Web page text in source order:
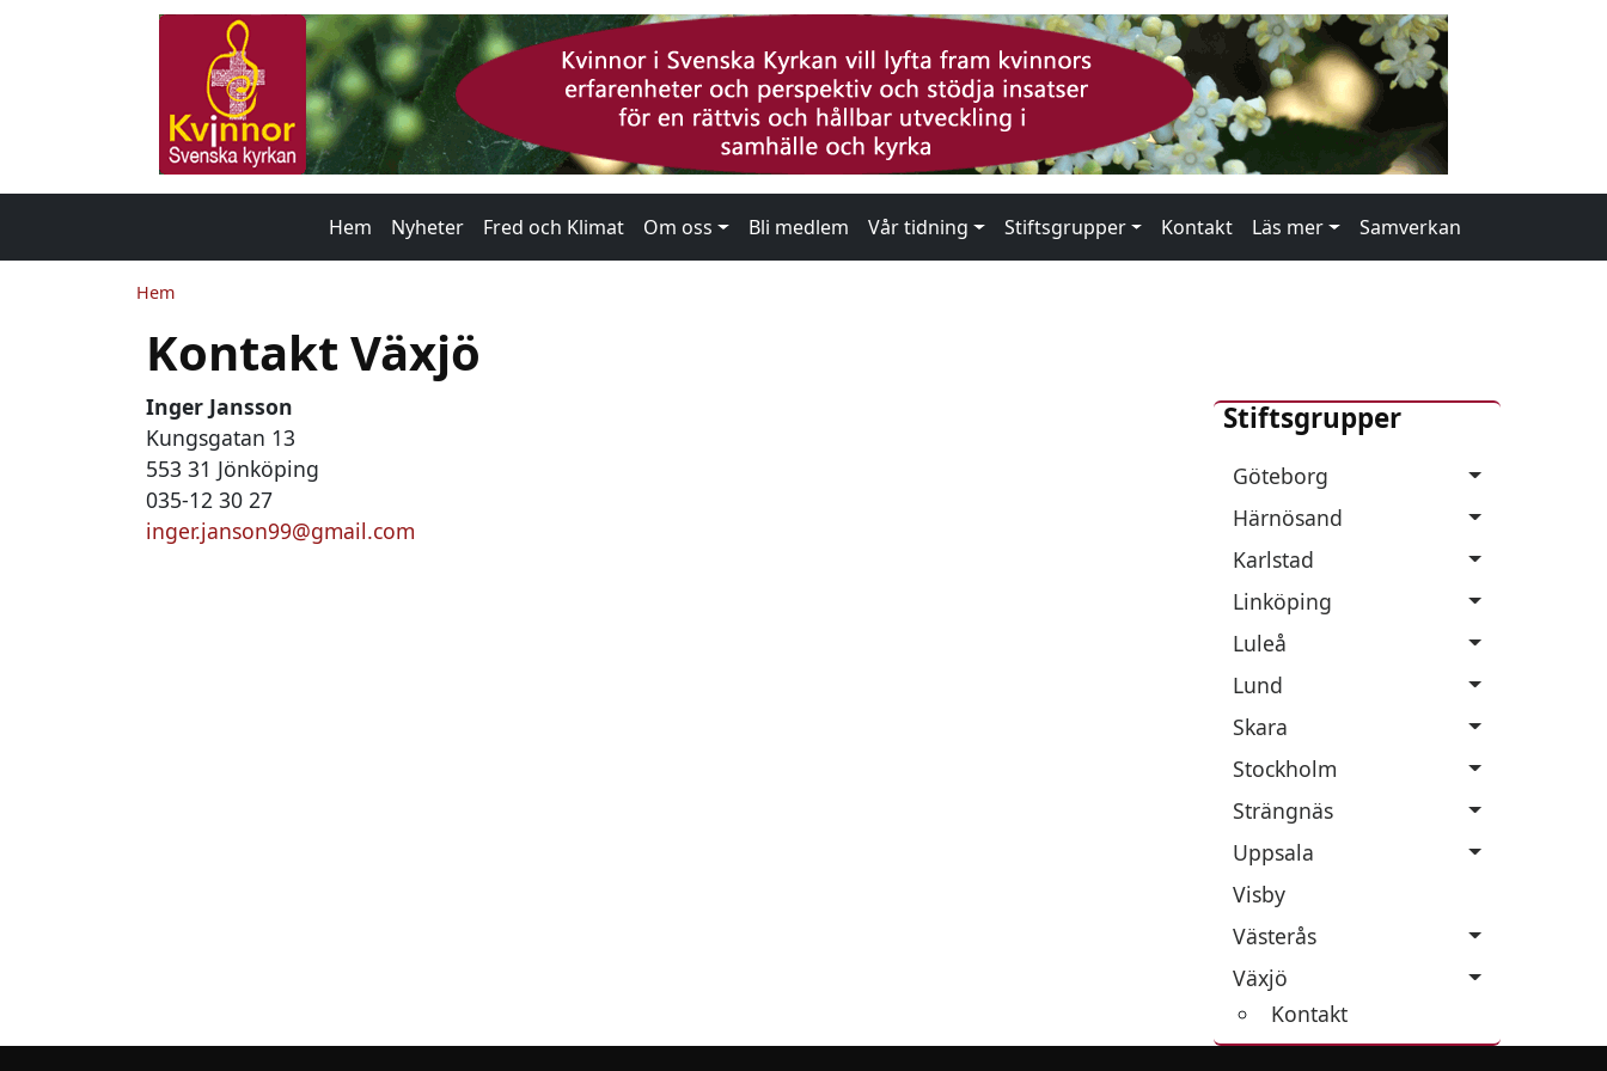
Hoppa till huvudinnehåll
Main navigation
Hem Nyheter Fred och Klimat Om oss Bli medlem Vår tidning Stiftsgrupper Kontakt Läs mer Samverkan
Länkstig
Hem
Kontakt Växjö
Inger Jansson
Kungsgatan 13
553 31 Jönköping
035-12 30 27
inger.janson99@gmail.com
Stiftsgrupper
Göteborg
Härnösand
Karlstad
Linköping
Luleå
Lund
Skara
Stockholm
Strängnäs
Uppsala
Visby
Västerås
Växjö
Kontakt